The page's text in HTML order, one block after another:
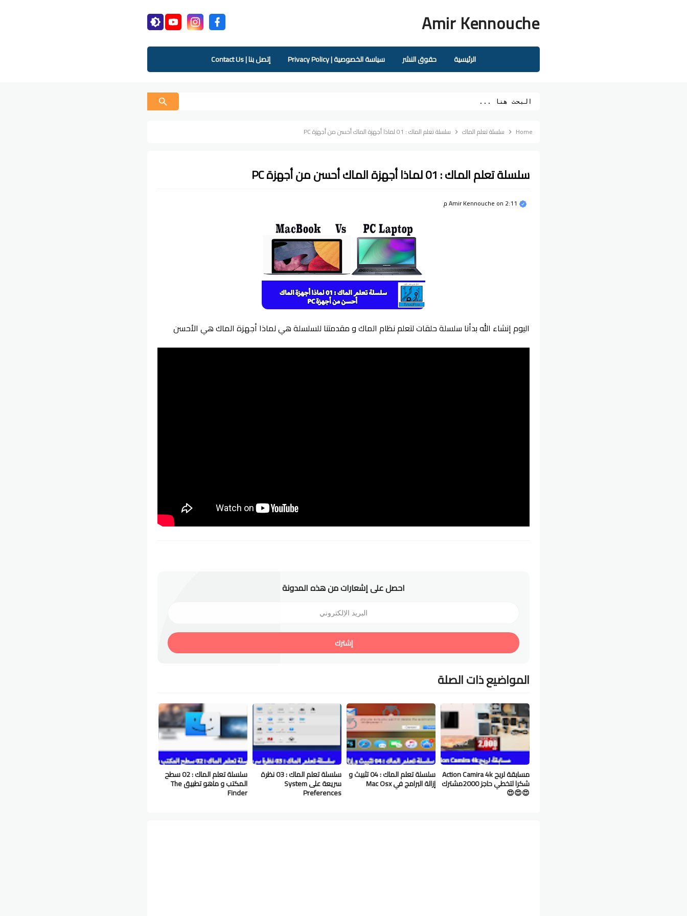
Amir Kennouche
الرئيسية حقوق النشر سياسة الخصوصية | Privacy Policy إتصل بنا | Contact Us
Home سلسلة تعلم الماك سلسلة تعلم الماك : 01 لماذا أجهزة الماك أحسن من أجهزة PC
سلسلة تعلم الماك : 01 لماذا أجهزة الماك أحسن من أجهزة PC
Amir Kennouche on 2:11 م
اليوم إنشاء الله بدأنا سلسلة حلقات لتعلم نظام الماك و مقدمتنا للسلسلة هي لماذا أجهزة الماك هي الأحسن
احصل على إشعارات من هذه المدونة
إشترك
المواضيع ذات الصلة
مسابقة لربح Action Camira 4k
شكرا لتخطي حاجز 2000مشترك
😍😍😍
سلسلة تعلم الماك : 04 تثبيث و
إزالة البرامج في Mac Osx
سلسلة تعلم الماك : 03 نظرة
سريعة على System
Preferences
سلسلة تعلم الماك : 02 سطح
المكتب و ماهو تطبيق The
Finder